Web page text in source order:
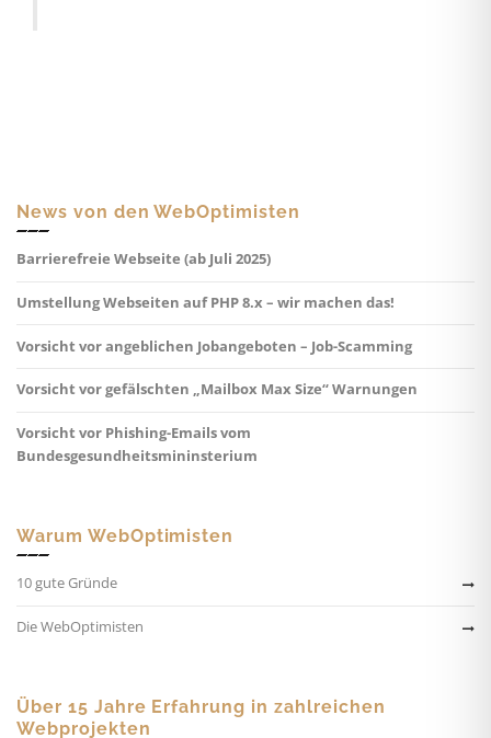
News von den WebOptimisten
Barrierefreie Webseite (ab Juli 2025)
Umstellung Webseiten auf PHP 8.x – wir machen das!
Vorsicht vor angeblichen Jobangeboten – Job-Scamming
Vorsicht vor gefälschten „Mailbox Max Size“ Warnungen
Vorsicht vor Phishing-Emails vom
Bundesgesundheitsmininsterium
Warum WebOptimisten
10 gute Gründe
Die WebOptimisten
Über 15 Jahre Erfahrung in zahlreichen
Webprojekten